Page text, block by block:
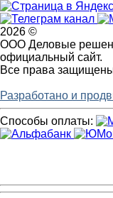
2026 ©
ООО Деловые
официальный сайт.
Все права
Разработано и
Способы оплаты: